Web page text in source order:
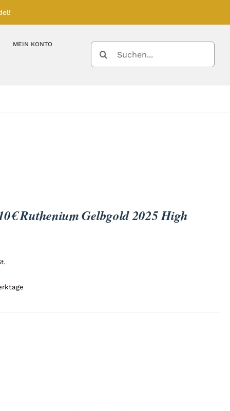
MEIN KONTO
SUCHE
NACH:
Ruthenium Gelbgold 2025 High